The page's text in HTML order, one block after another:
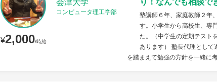
¥2,000/時給
会津大学
コンピュータ理工学部
り！なんでも相談で
塾講師６年、家庭教師２年
す。小学生から高校生、専
た。（中学生の定期テスト
あります） 塾長代理として
を踏まえて勉強の方針を一緒に